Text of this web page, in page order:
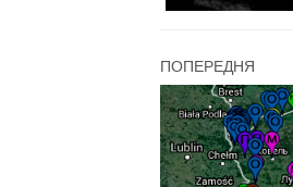
ПОПЕРЕДНЯ